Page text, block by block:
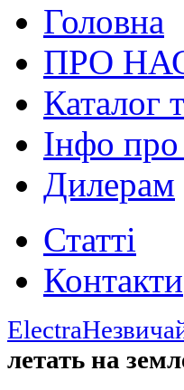
Головна
ПРО
Каталог
Інфо про
Дилерам
Статті
Контакти
Electra
летать на